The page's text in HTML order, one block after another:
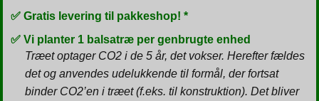
✅ Gratis levering til pakkeshop! *
✅ Vi planter 1 balsatræ per genbrugte enhed
Træet optager CO2 i de 5 år, det vokser. Herefter fældes
det og anvendes udelukkende til formål, der fortsat
binder CO2’en i træet (f.eks. til konstruktion). Det bliver